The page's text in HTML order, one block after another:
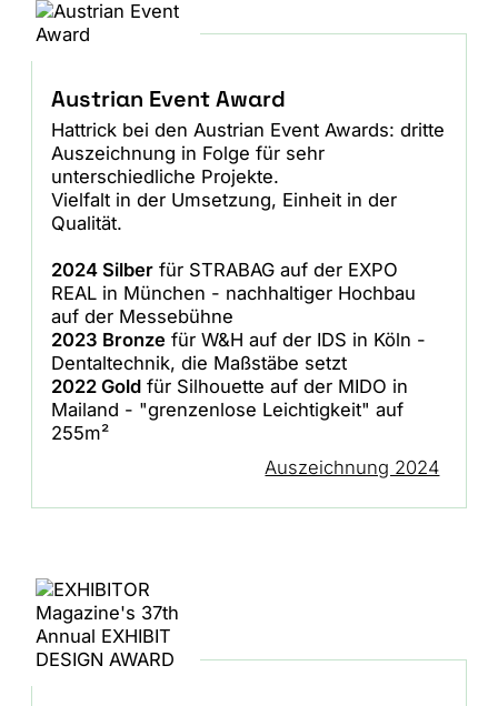
Austrian Event Award
Hattrick bei den Austrian Event Awards: dritte
Auszeichnung in Folge für sehr
unterschiedliche Projekte.
Vielfalt in der Umsetzung, Einheit in der
Qualität.
2024 Silberfür STRABAG auf der EXPO
REAL in München - nachhaltiger Hochbau
auf der Messebühne
2023 Bronzefür W&H auf der IDS in Köln -
Dentaltechnik, die Maßstäbe setzt
2022 Goldfür Silhouette auf der MIDO in
Mailand - "grenzenlose Leichtigkeit" auf
255m²
Auszeichnung 2024